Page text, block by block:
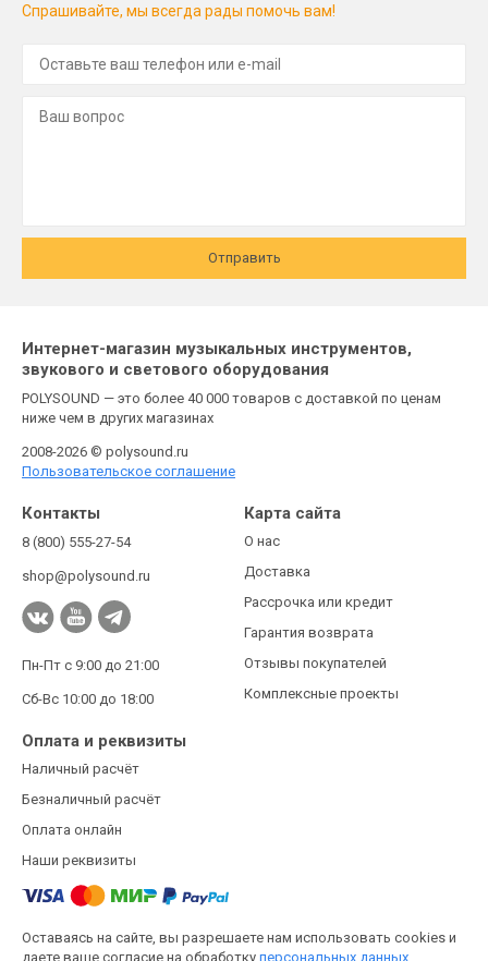
Спрашивайте, мы всегда рады помочь вам!
Отправить
Интернет-магазин музыкальных инструментов,
звукового и светового оборудования
POLYSOUND — это более 40 000 товаров с доставкой по ценам
ниже чем в других магазинах
2008-2026 © polysound.ru
Пользовательское соглашение
Контакты
8 (800) 555-27-54
shop@polysound.ru
Пн-Пт с 9:00 до 21:00
Сб-Вс 10:00 до 18:00
Карта сайта
О нас
Доставка
Рассрочка или кредит
Гарантия возврата
Отзывы покупателей
Комплексные проекты
Оплата и реквизиты
Наличный расчёт
Безналичный расчёт
Оплата онлайн
Наши реквизиты
Оставаясь на сайте, вы разрешаете нам использовать cookies и
даете ваше согласие на обработку персональных данных.